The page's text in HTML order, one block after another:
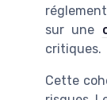
sur une
critiques.
Cette